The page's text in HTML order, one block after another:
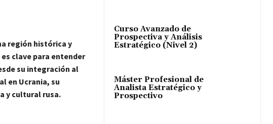
región histórica y
clave para entender
su integración al
en Ucrania, su
y cultural rusa.
Curso Avanzado de
Prospectiva y Análisis
Estratégico (Nivel 2)
Máster Profesional de
Analista Estratégico y
Prospectivo